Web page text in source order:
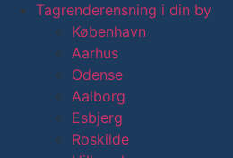
Tagrenderensning i din by
København
Aarhus
Odense
Aalborg
Esbjerg
Roskilde